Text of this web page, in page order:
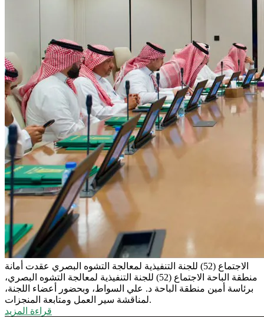
الاجتماع (52) للجنة التنفيذية لمعالجة التشوه البصري
عقدت أمانة
منطقة الباحة الاجتماع (52) للجنة التنفيذية لمعالجة التشوه البصري،
برئاسة أمين منطقة الباحة د. علي السواط، وبحضور أعضاء اللجنة،
لمناقشة سير العمل ومتابعة المنجزات.
قراءة المزيد